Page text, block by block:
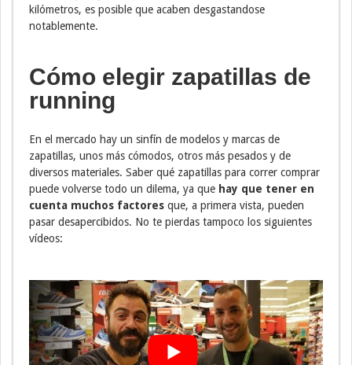
kilómetros, es posible que acaben desgastandose
notablemente.
Cómo elegir zapatillas de
running
En el mercado hay un sinfín de modelos y marcas de
zapatillas, unos más cómodos, otros más pesados y de
diversos materiales. Saber qué zapatillas para correr comprar
puede volverse todo un dilema, ya que hay que tener en
cuenta muchos factores que, a primera vista, pueden
pasar desapercibidos. No te pierdas tampoco los siguientes
vídeos: